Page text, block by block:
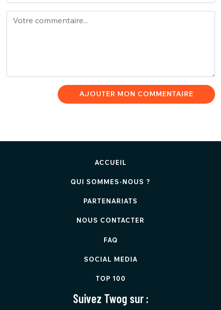
AJOUTER MON COMMENTAIRE
ACCUEIL
QUI SOMMES-NOUS ?
PARTENARIATS
NOUS CONTACTER
FAQ
SOCIAL MEDIA
TOP 100
Suivez Twog sur :